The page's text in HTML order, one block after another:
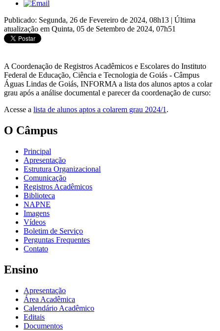
Publicado: Segunda, 26 de Fevereiro de 2024, 08h13 | Última
atualização em Quinta, 05 de Setembro de 2024, 07h51
A Coordenação de Registros Acadêmicos e Escolares do Instituto
Federal de Educação, Ciência e Tecnologia de Goiás - Câmpus
Águas Lindas de Goiás, INFORMA a lista dos alunos aptos a colar
grau após a análise documental e parecer da coordenação de curso:
Acesse a lista de alunos aptos a colarem grau 2024/1.
O Câmpus
Principal
Apresentação
Estrutura Organizacional
Comunicação
Registros Acadêmicos
Biblioteca
NAPNE
Imagens
Vídeos
Boletim de Serviço
Perguntas Frequentes
Contato
Ensino
Apresentação
Área Acadêmica
Calendário Acadêmico
Editais
Documentos